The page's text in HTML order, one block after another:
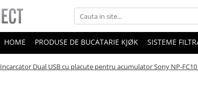
HOME PRODUSE DE BUCATARIE KJØK SISTEME
Incarcator Dual USB cu placute pentru acumulator Sony NP-